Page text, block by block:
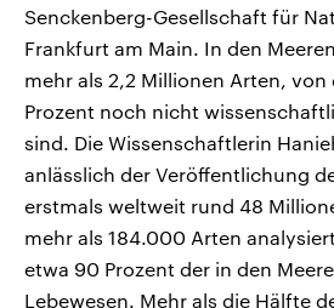
Senckenberg-Gesellschaft für
Frankfurt am Main. In den
mehr als 2,2 Millionen Arten,
Prozent noch nicht
sind. Die Wissenschaftlerin
anlässlich der Veröffentlichung
erstmals weltweit rund 48
mehr als 184.000 Arten
etwa 90 Prozent der in den
Lebewesen. Mehr als die Hälfte